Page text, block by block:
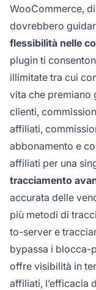
WooCommerce,
dovrebbero
flessibilità nelle
plugin ti
illimitate tra cui
vita che premiano
clienti,
affiliati,
abbonamento e
affiliati per una
tracciamento
accurata delle
più metodi di
to-server e
bypassa i blocca-
offre visibilità in
affiliati, l’efficacia